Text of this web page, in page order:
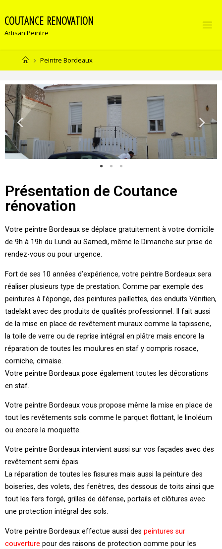
COUTANCE RENOVATION
Artisan Peintre
Peintre Bordeaux
Présentation de Coutance
rénovation
Votre peintre Bordeaux se déplace gratuitement à votre domicile
de 9h à 19h du Lundi au Samedi, même le Dimanche sur prise de
rendez-vous ou pour urgence.
Fort de ses 10 années d’expérience, votre peintre Bordeaux sera
réaliser plusieurs type de prestation. Comme par exemple des
peintures à l’éponge, des peintures paillettes, des enduits Vénitien,
tadelakt avec des produits de qualités professionnel. Il fait aussi
de la mise en place de revêtement muraux comme la tapisserie,
la toile de verre ou de reprise intégral en plâtre mais encore la
réparation de toutes les moulures en staf y compris rosace,
corniche, cimaise.
Votre peintre Bordeaux pose également toutes les décorations
en staf.
Votre peintre Bordeaux vous propose même la mise en place de
tout les revêtements sols comme le parquet flottant, le linoléum
ou encore la moquette.
Votre peintre Bordeaux intervient aussi sur vos façades avec des
revêtement semi épais.
La réparation de toutes les fissures mais aussi la peinture des
boiseries, des volets, des fenêtres, des dessous de toits ainsi que
tout les fers forgé, grilles de défense, portails et clôtures avec
une protection intégral des sols.
Votre peintre Bordeaux effectue aussi des peintures sur
couverture pour des raisons de protection comme pour les